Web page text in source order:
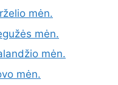
mėn.
mėn.
mėn.
mėn.